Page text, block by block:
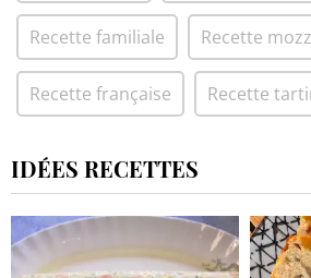
Recette familiale Recette
Recette française Recette
IDÉES RECETTES